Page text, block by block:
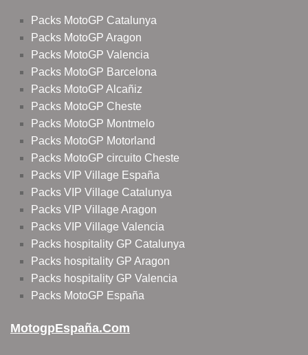
Packs MotoGP Catalunya
Packs MotoGP Aragon
Packs MotoGP Valencia
Packs MotoGP Barcelona
Packs MotoGP Alcañiz
Packs MotoGP Cheste
Packs MotoGP Montmelo
Packs MotoGP Motorland
Packs MotoGP circuito Cheste
Packs VIP Village España
Packs VIP Village Catalunya
Packs VIP Village Aragon
Packs VIP Village Valencia
Packs hospitality GP Catalunya
Packs hospitality GP Aragon
Packs hospitality GP Valencia
Packs MotoGP España
MotogpEspaña.com